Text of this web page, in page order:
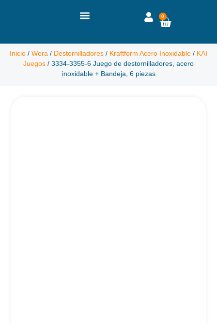
0
Inicio / Wera / Destornilladores / Kraftform Acero Inoxidable / KAI
Juegos / 3334-3355-6 Juego de destornilladores, acero
inoxidable + Bandeja, 6 piezas